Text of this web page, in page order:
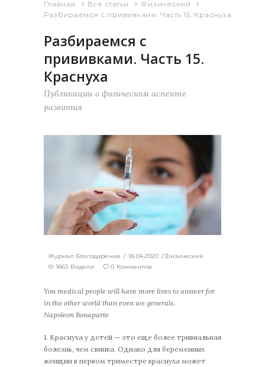
Главная Все статьи
Физический
Разбираемся с прививками. Часть 15. Краснуха
Разбираемся с
прививками. Часть 15.
Краснуха
Публикации о физическом аспекте
развития
Журнал Благодарение 18.04.2020
Физический
1863 Видели
0 Комментов
You medical people will have more lives to answer for
in the other world than even we generals.
Napoleon Bonaparte
1. Краснуха у детей — это еще более тривиальная
болезнь, чем свинка. Однако для беременных
женщин в первом триместре краснуха может